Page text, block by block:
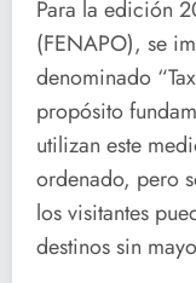
Para la edición
(FENAPO), se
denominado
propósito
utilizan este
ordenado, pero
los visitantes
destinos sin